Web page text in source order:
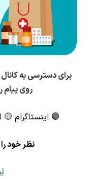
برای دسترسی به
روی
🟣 اینستاگرام 🟡
نظر خود